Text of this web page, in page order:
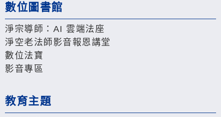
數位圖書館
淨宗導師：AI 雲端法座
淨空老法師影音報恩講堂
數位法寶
影音專區
教育主題